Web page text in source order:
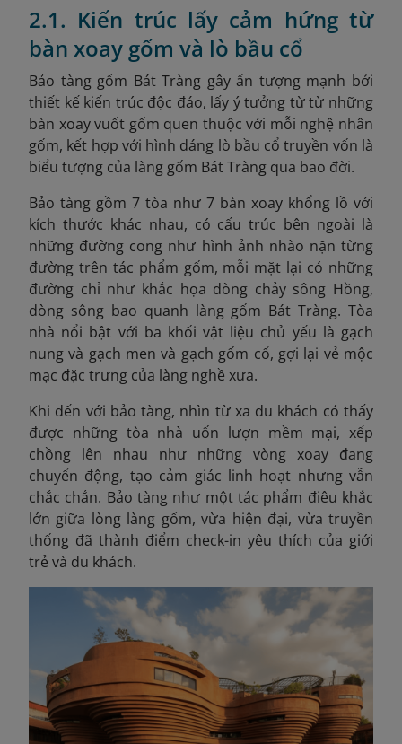
2.1. Kiến trúc lấy cảm hứng từ
bàn xoay gốm và lò bầu cổ
Bảo tàng gốm Bát Tràng gây ấn tượng mạnh bởi
thiết kế kiến trúc độc đáo, lấy ý tưởng từ từ những
bàn xoay vuốt gốm quen thuộc với mỗi nghệ nhân
gốm, kết hợp với hình dáng lò bầu cổ truyền vốn là
biểu tượng của làng gốm Bát Tràng qua bao đời.
Bảo tàng gồm 7 tòa như 7 bàn xoay khổng lồ với
kích thước khác nhau, có cấu trúc bên ngoài là
những đường cong như hình ảnh nhào nặn từng
đường trên tác phẩm gốm, mỗi mặt lại có những
đường chỉ như khắc họa dòng chảy sông Hồng,
dòng sông bao quanh làng gốm Bát Tràng. Tòa
nhà nổi bật với ba khối vật liệu chủ yếu là gạch
nung và gạch men và gạch gốm cổ, gợi lại vẻ mộc
mạc đặc trưng của làng nghề xưa.
Khi đến với bảo tàng, nhìn từ xa du khách có thấy
được những tòa nhà uốn lượn mềm mại, xếp
chồng lên nhau như những vòng xoay đang
chuyển động, tạo cảm giác linh hoạt nhưng vẫn
chắc chắn. Bảo tàng như một tác phẩm điêu khắc
lớn giữa lòng làng gốm, vừa hiện đại, vừa truyền
thống đã thành điểm check-in yêu thích của giới
trẻ và du khách.